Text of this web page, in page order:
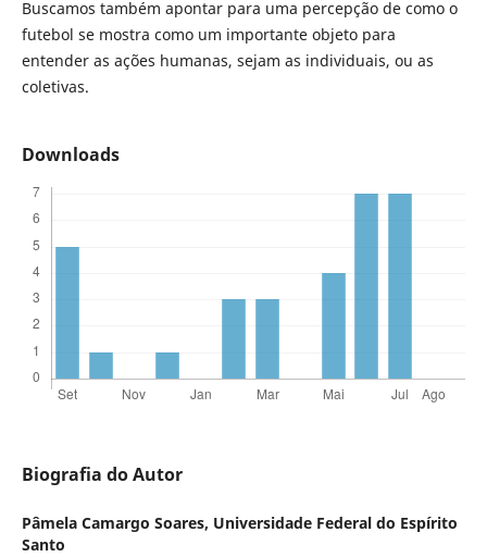
Buscamos também apontar para uma percepção de como o
futebol se mostra como um importante objeto para
entender as ações humanas, sejam as individuais, ou as
coletivas.
Downloads
Biografia do Autor
Pâmela Camargo Soares, Universidade Federal do Espírito
Santo